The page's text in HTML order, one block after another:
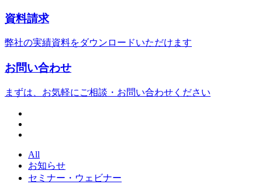
資料請求
弊社の実績資料をダウンロードいただけます
お問い合わせ
まずは、お気軽にご相談・お問い合わせください
All
お知らせ
セミナー・ウェビナー